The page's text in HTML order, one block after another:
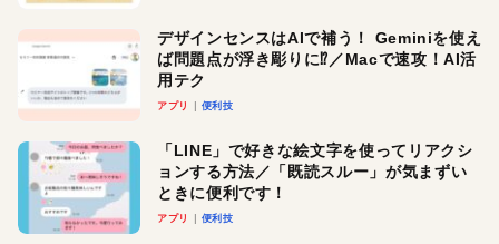
デザインセンスはAIで補う！ Geminiを使え
ば問題点が浮き彫りに⁉︎／Macで速攻！AI活
用テク
アプリ 便利技
「LINE」で好きな絵文字を使ってリアクシ
ョンする方法／「既読スルー」が気まずい
ときに便利です！
アプリ 便利技